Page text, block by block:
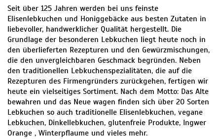
Seit über 125 Jahren werden bei uns feinste
Elisenlebkuchen und Honiggebäcke aus besten Zutaten in
liebevoller, handwerklicher Qualität hergestellt. Die
Grundlage der besonderen Lebkuchen liegt heute noch in
den überlieferten Rezepturen und den Gewürzmischungen,
die den unvergleichbaren Geschmack begründen. Neben
den traditionellen Lebkuchenspezialitäten, die auf die
Rezepturen des Firmengründers zurückgehen, fertigen wir
heute ein vielseitiges Sortiment. Nach dem Motto: Das Alte
bewahren und das Neue wagen finden sich über 20 Sorten
Lebkuchen so auch traditionelle Elisenlebkuchen, vegane
Lebkuchen, Dinkellebkuchen, glutenfreie Produkte, Ingwer
Orange , Winterpflaume und vieles mehr.